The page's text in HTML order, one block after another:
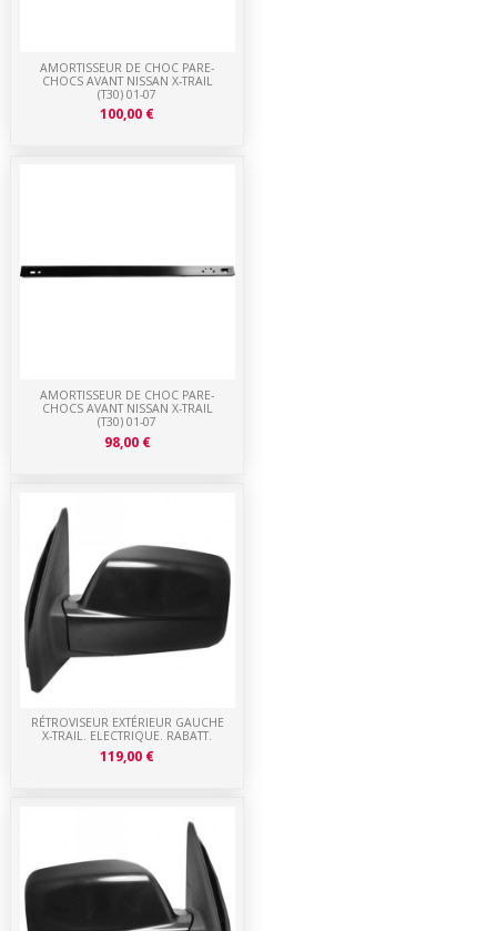
RÉTROVISEUR EXTÉRIEUR GAUCHE
X-TRAIL. ELECTRIQUE. RABATT.
119,00 €
AMORTISSEUR DE CHOC PARE-
CHOCS AVANT NISSAN X-TRAIL
(T30) 01-07
98,00 €
AMORTISSEUR DE CHOC PARE-
CHOCS AVANT NISSAN X-TRAIL
(T30) 01-07
100,00 €